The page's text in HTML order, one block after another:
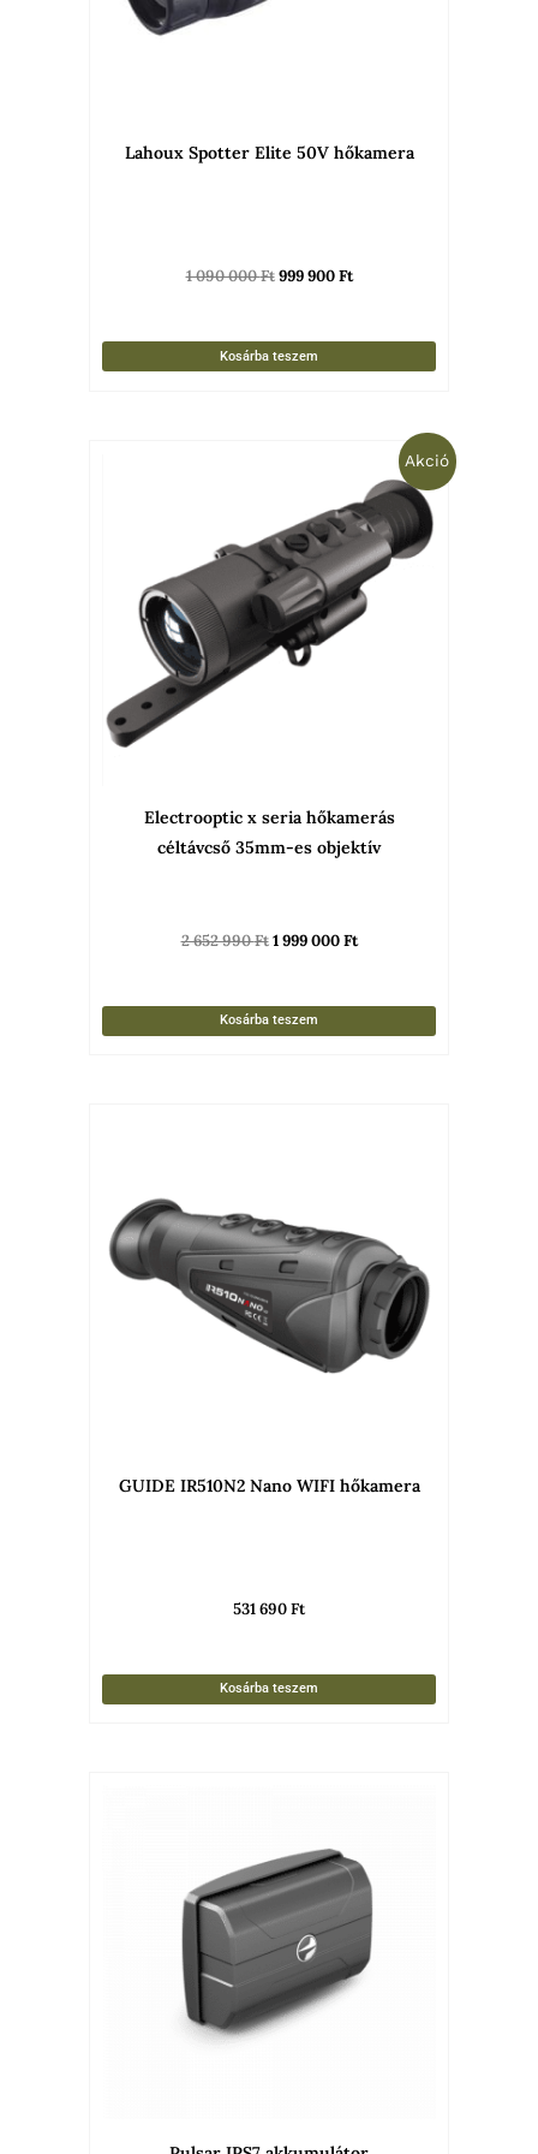
Lahoux Spotter Elite 50V hőkamera
1 090 000Ft 999 900Ft
Kosárba teszem
Akció
Electrooptic x seria hőkamerás
céltávcső 35mm-es objektív
2 652 990Ft
652
990 Ft.
1 999 000Ft
Current
is:
1
999
000 Ft.
Kosárba teszem
GUIDE IR510N2 Nano WIFI hőkamera
531 690Ft
Kosárba teszem